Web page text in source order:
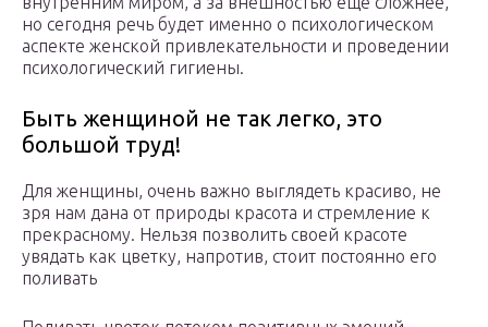
но сегодня речь будет именно о психологическом
аспекте женской привлекательности и проведении
психологический гигиены.
Быть женщиной не так легко, это
большой труд!
Для женщины, очень важно выглядеть красиво, не
зря нам дана от природы красота и стремление к
прекрасному. Нельзя позволить своей красоте
увядать как цветку, напротив, стоит постоянно его
поливать